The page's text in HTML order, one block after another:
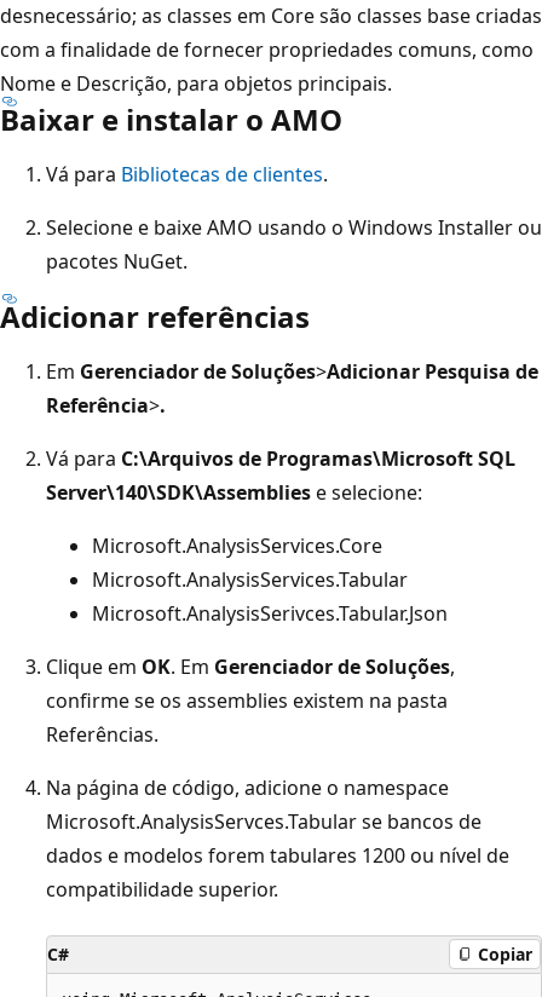
desnecessário; as classes em Core são classes base criadas
com a finalidade de fornecer propriedades comuns, como
Nome e Descrição, para objetos principais.
Baixar e instalar o AMO
Vá para Bibliotecas de clientes.
Selecione e baixe AMO usando o Windows Installer ou
pacotes NuGet.
Adicionar referências
Em Gerenciador de Soluções>Adicionar Pesquisa de
Referência>.
Vá para C:\Arquivos de Programas\Microsoft SQL
Server\140\SDK\Assembliese selecione:
Microsoft.AnalysisServices.Core
Microsoft.AnalysisServices.Tabular
Microsoft.AnalysisSerivces.Tabular.Json
Clique em OK. Em Gerenciador de Soluções,
confirme se os assemblies existem na pasta
Referências.
Na página de código, adicione o namespace
Microsoft.AnalysisServces.Tabular se bancos de
dados e modelos forem tabulares 1200 ou nível de
compatibilidade superior.
C# Copiar